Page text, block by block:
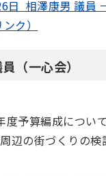
日 相澤康男 議員
ク）
（一心会）
予算編成について
辺の街づくりの検